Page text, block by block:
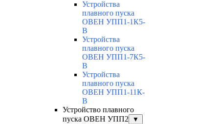
Устройства
плавного пуска
ОВЕН УПП1-1К5-
В
Устройства
плавного пуска
ОВЕН УПП1-7К5-
В
Устройства
плавного пуска
ОВЕН УПП1-11К-
В
Устройство плавного
пуска ОВЕН УПП2
▼